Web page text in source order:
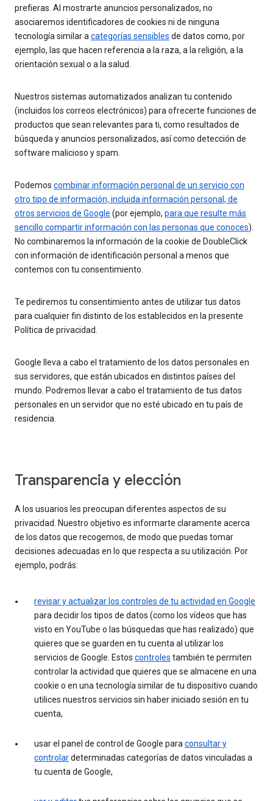
prefieras. Al mostrarte anuncios personalizados, no
asociaremos identificadores de cookies ni de ninguna
tecnología similar acategorías sensibles de datos como, por
ejemplo, las que hacen referencia a la raza, a la religión, a la
orientación sexual o a la salud.
Nuestros sistemas automatizados analizan tu contenido
(incluidos los correos electrónicos) para ofrecerte funciones de
productos que sean relevantes para ti, como resultados de
búsqueda y anuncios personalizados, así como detección de
software malicioso y spam.
Podemos combinar información personal de un servicio con
otro tipo de información, incluida información personal, de
otros servicios de Google (por ejemplo, para que resulte más
sencillo compartir información con las personas que conoces).
No combinaremos la información de la cookie de DoubleClick
con información de identificación personal a menos que
contemos con tu consentimiento.
Te pediremos tu consentimiento antes de utilizar tus datos
para cualquier fin distinto de los establecidos en la presente
Política de privacidad.
Google lleva a cabo el tratamiento de los datos personales en
sus servidores, que están ubicados en distintos países del
mundo. Podremos llevar a cabo el tratamiento de tus datos
personales en un servidor que no esté ubicado en tu país de
residencia.
Transparencia y elección
A los usuarios les preocupan diferentes aspectos de su
privacidad. Nuestro objetivo es informarte claramente acerca
de los datos que recogemos, de modo que puedas tomar
decisiones adecuadas en lo que respecta a su utilización. Por
ejemplo, podrás:
revisar y actualizar los controles de tu actividad en Google
para decidir los tipos de datos (como los vídeos que has
visto en YouTube o las búsquedas que has realizado) que
quieres que se guarden en tu cuenta al utilizar los
servicios de Google. Estos controles también te permiten
controlar la actividad que quieres que se almacene en una
cookie o en una tecnología similar de tu dispositivo cuando
utilices nuestros servicios sin haber iniciado sesión en tu
cuenta,
usar el panel de control de Google paraconsultar y
controlardeterminadas categorías de datos vinculadas a
tu cuenta de Google,